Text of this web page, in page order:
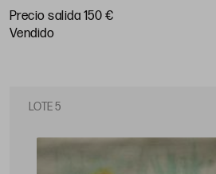
Precio salida 150 €
vendido
LOTE 5